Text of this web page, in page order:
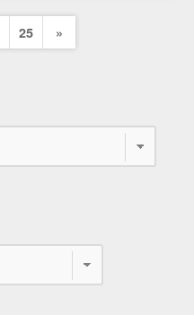
25
Next
»